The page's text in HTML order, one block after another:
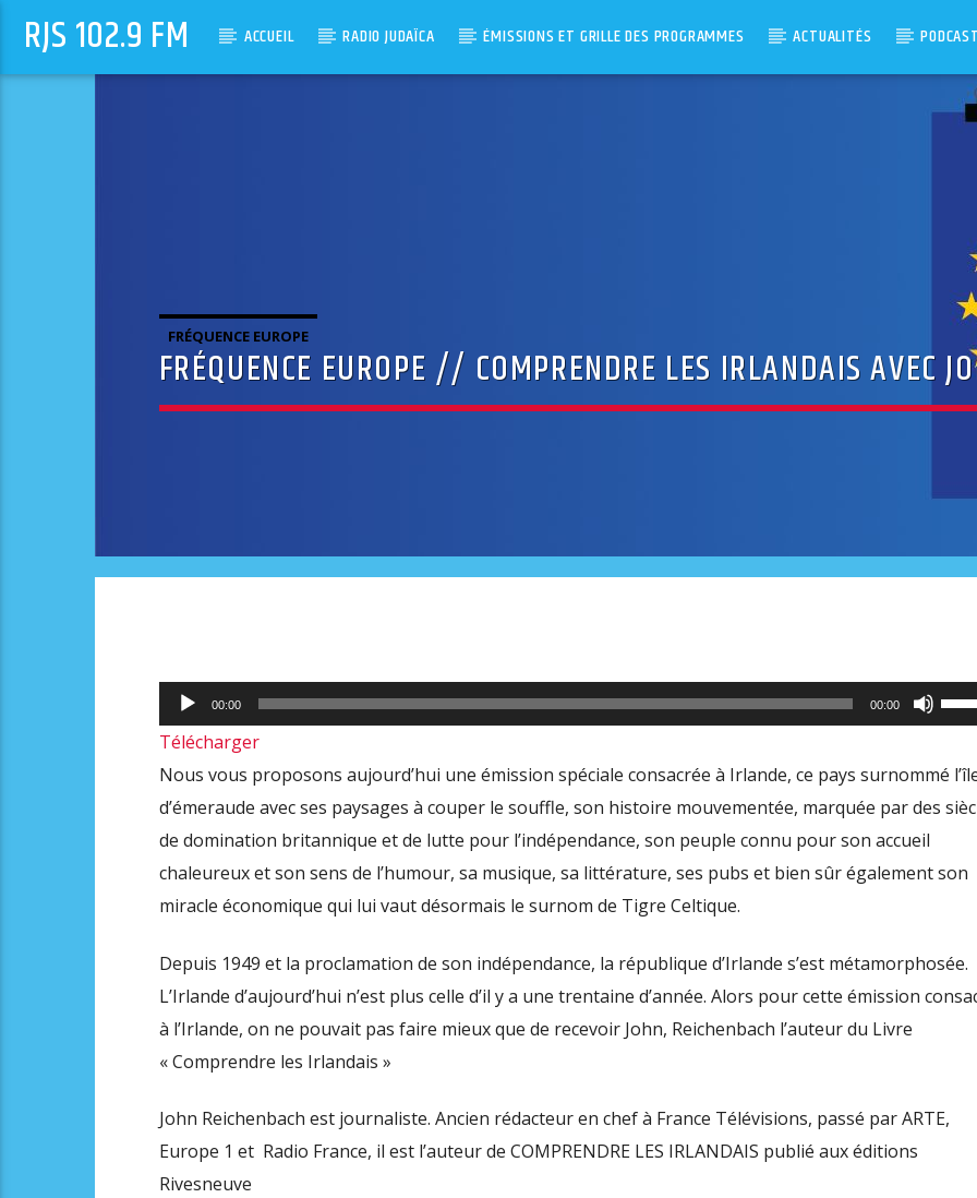
RJS 102.9 FM ACCUEIL RADIO JUDAÏCA ÉMISSIONS ET GRILLE DES PROGRAMMES ACTUALITÉS
FRÉQUENCE EUROPE
FRÉQUENCE EUROPE // COMPRENDRE LES IRLANDAIS AVEC
Lecteur
audio
00:00 00:00
les
le
Télécharger
Nous vous proposons aujourd’hui une émission spéciale consacrée à Irlande, ce pays surnommé
d’émeraude avec ses paysages à couper le souffle, son histoire mouvementée, marquée par des
de domination britannique et de lutte pour l’indépendance, son peuple connu pour son accueil
chaleureux et son sens de l’humour, sa musique, sa littérature, ses pubs et bien sûr également son
miracle économique qui lui vaut désormais le surnom de Tigre Celtique.
Depuis 1949 et la proclamation de son indépendance, la république d’Irlande s’est métamorphosée.
L’Irlande d’aujourd’hui n’est plus celle d’il y a une trentaine d’année. Alors pour cette émission
à l’Irlande, on ne pouvait pas faire mieux que de recevoir John, Reichenbach l’auteur du Livre
« Comprendre les Irlandais »
John Reichenbach est journaliste. Ancien rédacteur en chef à France Télévisions, passé par ARTE,
Europe 1 et Radio France, il est l’auteur de COMPRENDRE LES IRLANDAIS publié aux éditions
Rivesneuve